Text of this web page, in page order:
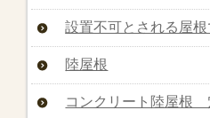
設置不可とされる屋根
陸屋根
コンクリート陸屋根